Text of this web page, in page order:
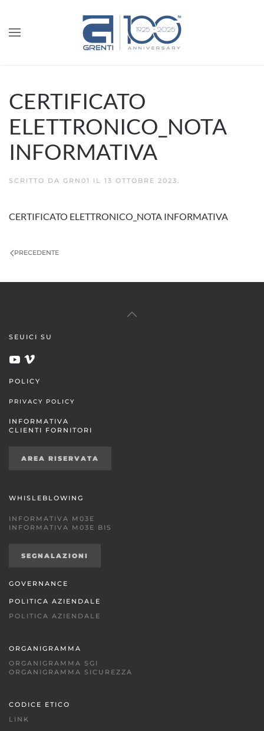
CERTIFICATO
ELETTRONICO_NOTA
INFORMATIVA
SCRITTO DA GRN01 IL 13 OTTOBRE 2023.
CERTIFICATO ELETTRONICO_NOTA INFORMATIVA
PRECEDENTE
SEUICI SU
POLICY
PRIVACY POLICY
INFORMATIVA
CLIENTI FORNITORI
AREA RISERVATA
WHISLEBLOWING
INFORMATIVA M03E
INFORMATIVA M03E BIS
SEGNALAZIONI
GOVERNANCE
POLITICA AZIENDALE
POLITICA AZIENDALE
ORGANIGRAMMA
ORGANIGRAMMA SGI
ORGANIGRAMMA SICUREZZA
CODICE ETICO
LINK